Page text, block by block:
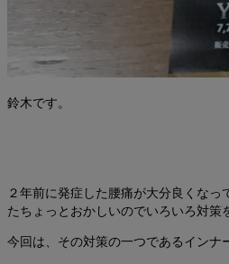
鈴木です。
２年前に発症した腰痛が大分良くなっ
たちょっとおかしいのでいろいろ対策
今回は、その対策の一つであるインナ